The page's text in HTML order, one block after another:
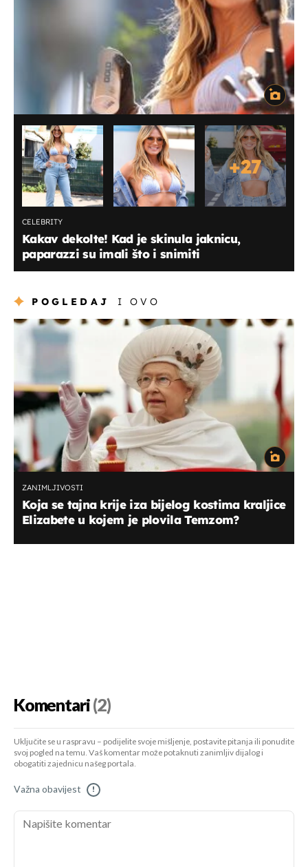
+27
CELEBRITY
Kakav dekolte! Kad je skinula jaknicu,
paparazzi su imali što i snimiti
POGLEDAJ I OVO
ZANIMLJIVOSTI
Koja se tajna krije iza bijelog kostima kraljice
Elizabete u kojem je plovila Temzom?
Komentari(2)
Uključite se u raspravu – podijelite svoje mišljenje, postavite pitanja ili ponudite
svoj pogled na temu. Vaš komentar može potaknuti zanimljiv dijalog i
obogatiti zajednicu našeg portala.
Važna obavijest !